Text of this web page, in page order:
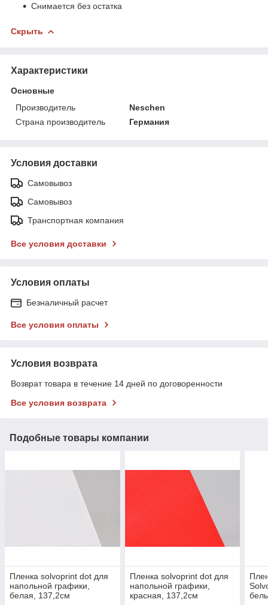
Снимается без остатка
Скрыть
Характеристики
Основные
Производитель
Neschen
Страна производитель
Германия
Условия доставки
Самовывоз
Самовывоз
Транспортная компания
Все условия доставки
Условия оплаты
Безналичный расчет
Все условия оплаты
Условия возврата
Возврат товара в течение 14 дней по договоренности
Все условия возврата
Подобные товары компании
Пленка solvoprint dot для
напольной графики,
белая, 137,2см
Пленка solvoprint dot для
напольной графики,
красная, 137,2см